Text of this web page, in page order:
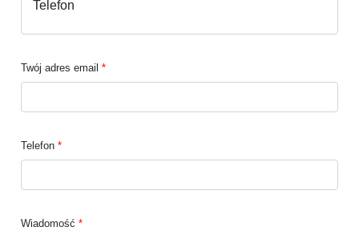
Twój adres email
Telefon
Wiadomość